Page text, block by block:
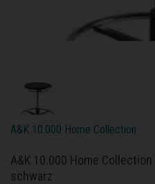
A&K 10.000 Home Collection
A&K 10.000 Home
schwarz